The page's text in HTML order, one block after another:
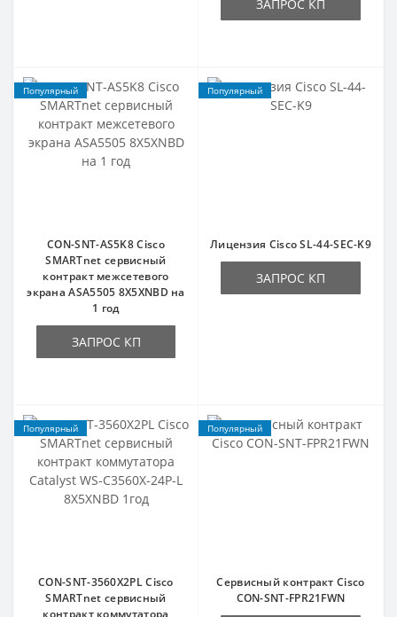
ЗАПРОС КП
Популярный
CON-SNT-AS5K8 Cisco
SMARTnet сервисный
контракт межсетевого
экрана ASA5505 8X5XNBD на
1 год
ЗАПРОС КП
Популярный
Лицензия Cisco SL-44-SEC-K9
ЗАПРОС КП
Популярный
CON-SNT-3560X2PL Cisco
SMARTnet сервисный
контракт коммутатора
Популярный
Сервисный контракт Cisco
CON-SNT-FPR21FWN